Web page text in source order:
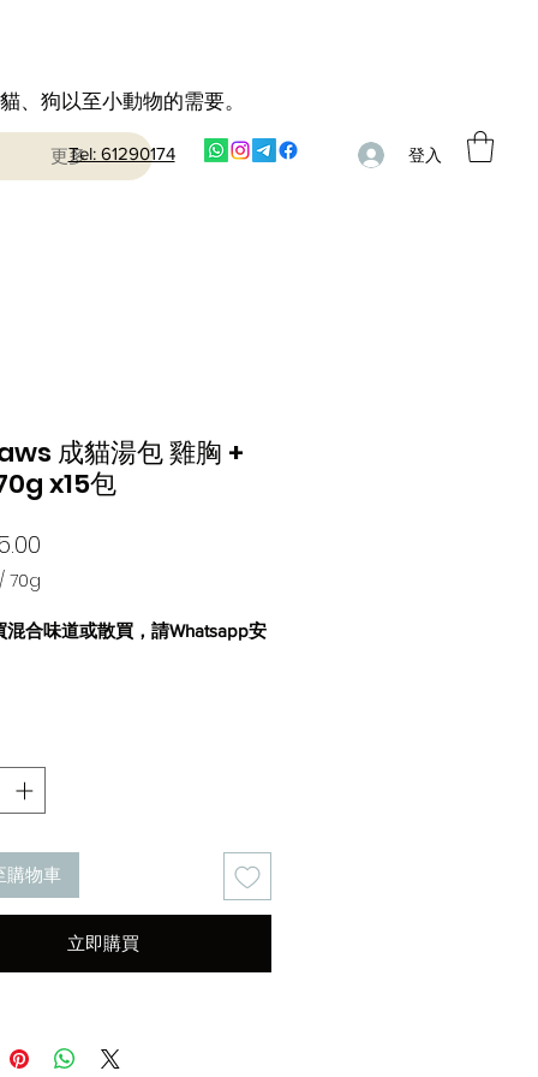
、狗以至小動物的需要。
更多Tel: 61290174 登入
成貓湯包 雞胸 +
x15包
/ 70g
混合味道或散買，請Whatsapp安
膠袋,設計方便易攜帶或收藏
工色素, 調味劑或防腐劑,100%
胸50%，南瓜25%，雞湯23%，
養分析粗蛋白：10.5%粗脂肪：
維：0.5%灰：0.5%水份：85%
Rice.
購物車
立即購買